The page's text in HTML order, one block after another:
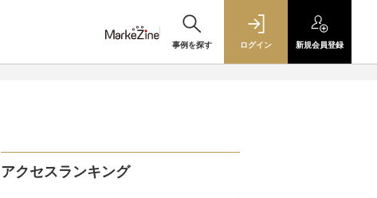
事例を探す ログイン 新規会員登録
アクセスランキング